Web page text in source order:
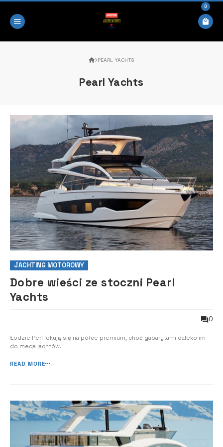
0
PEARL YACHTS
Pearl Yachts
JACHTING MOTOROWY
Dobre wieści ze stoczni Pearl
Yachts
0
Łodzie Perl lokują się na półce premium, choć gabarytami daleko im
do mega jachtów.
READ MORE